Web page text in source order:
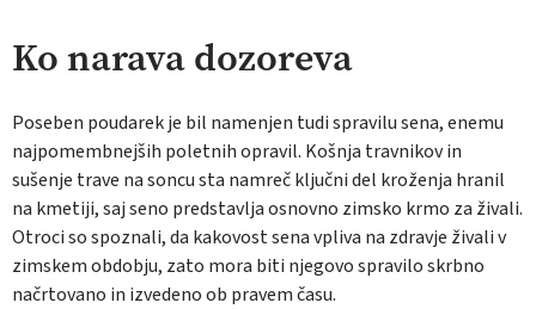
Ko narava dozoreva
Poseben poudarek je bil namenjen tudi spravilu sena, enemu
najpomembnejših poletnih opravil. Košnja travnikov in
sušenje trave na soncu sta namreč ključni del kroženja hranil
na kmetiji, saj seno predstavlja osnovno zimsko krmo za živali.
Otroci so spoznali, da kakovost sena vpliva na zdravje živali v
zimskem obdobju, zato mora biti njegovo spravilo skrbno
načrtovano in izvedeno ob pravem času.